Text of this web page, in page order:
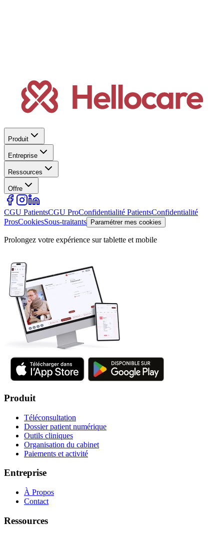
Produit
Entreprise
Ressources
Offre
CGU PatientsCGU ProConfidentialité PatientsConfidentialité
ProsCookiesSous-traitants Paramétrer mes cookies
Prolongez votre expérience sur tablette et mobile
Produit
Téléconsultation
Dossier patient numérique
Outils cliniques
Organisation du cabinet
Paiements et activité
Entreprise
À Propos
Contact
Ressources